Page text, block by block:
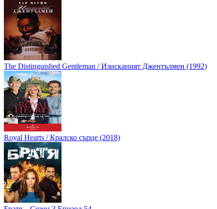
The Distinguished Gentleman / Изисканият Джентълмен (1992)
Royal Hearts / Кралско сърце (2018)